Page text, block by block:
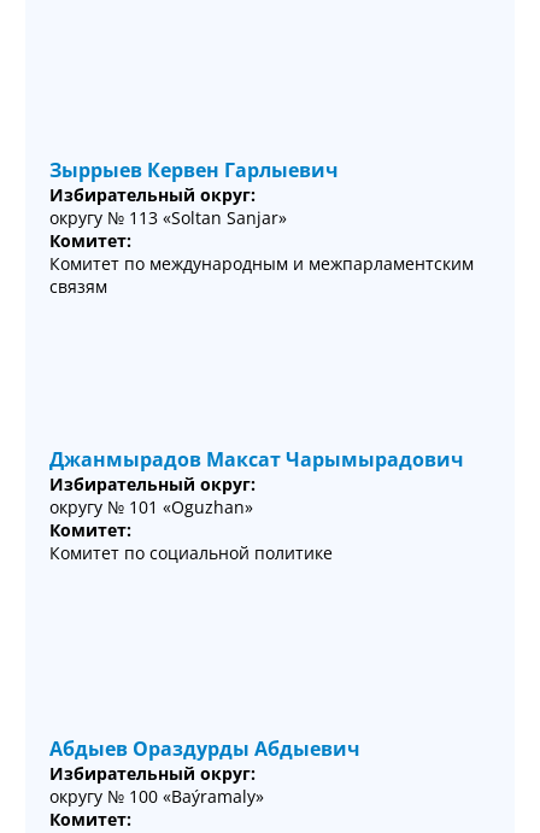
Зыррыев Кервен Гарлыевич
Избирательный округ:
округу № 113 «Soltan Sanjar»
Комитет:
Комитет по международным и межпарламентским
связям
Джанмырадов Максат Чарымырадович
Избирательный округ:
округу № 101 «Oguzhan»
Комитет:
Комитет по социальной политике
Абдыев Ораздурды Абдыевич
Избирательный округ:
округу № 100 «Baýramaly»
Комитет: